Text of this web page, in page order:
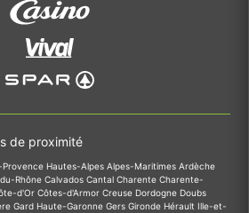
de proximité
Hautes-Alpes Alpes-Maritimes Ardèche
Rhône Calvados Cantal Charente Charente-
d'Or Côtes-d'Armor Creuse Dordogne Doubs
Gard Haute-Garonne Gers Gironde Hérault Ille-et-